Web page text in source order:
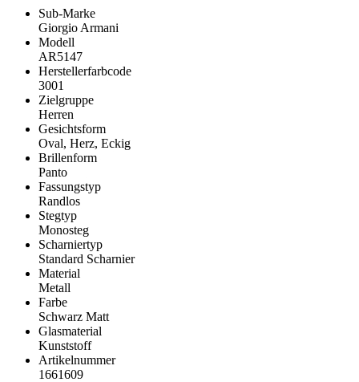
Sub-Marke
Giorgio Armani
Modell
AR5147
Herstellerfarbcode
3001
Zielgruppe
Herren
Gesichtsform
Oval, Herz, Eckig
Brillenform
Panto
Fassungstyp
Randlos
Stegtyp
Monosteg
Scharniertyp
Standard Scharnier
Material
Metall
Farbe
Schwarz Matt
Glasmaterial
Kunststoff
Artikelnummer
1661609